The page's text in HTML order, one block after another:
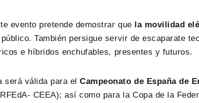
evento pretende demostrar que la movilidad
También persigue servir de escaparate
e híbridos enchufables, presentes y futuros.
será válida para elCampeonato de España de
CEEA); así como para la Copa de la